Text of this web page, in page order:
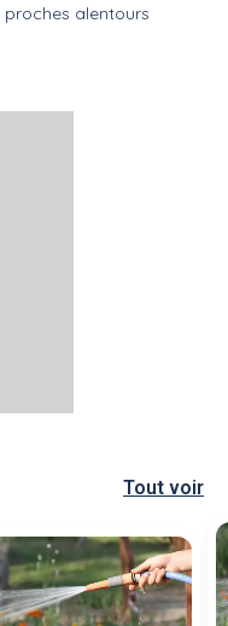
proches alentours
Tout voir